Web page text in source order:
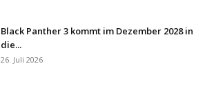
Black Panther 3 kommt im Dezember 2028 in
die...
26. Juli 2026